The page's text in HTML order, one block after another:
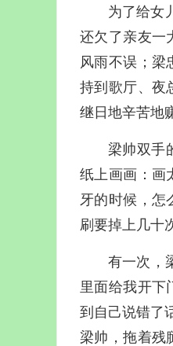
为了给女
还欠了亲友一
风雨不误；梁
持到歌厅、夜
继日地辛苦地
梁帅双手
纸上画画：画
牙的时候，怎
刷要掉上几十
有一次，
里面给我开下
到自己说错了
梁帅，拖着残